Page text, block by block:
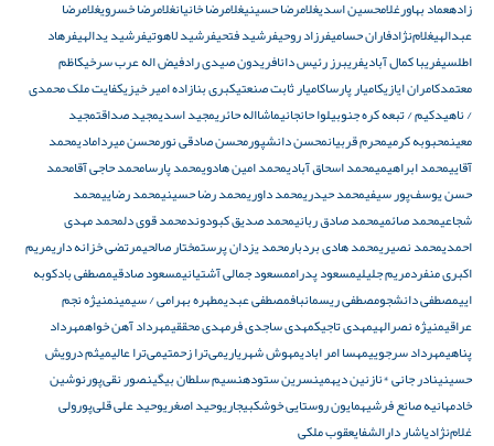
زادهعماد بهاورغلامحسین اسدیغلامرضا حسینیغلامرضا خانیانغلامرضا خسرویغلامرضا
عبدالهیغلام‌نژادفاران حسامیفرزاد روحیفرشید فتحیفرشید لاهوتیفرشید یدالهیفرهاد
اطلسیفریبا کمال آبادیفریبرز رئیس دانافریدون صیدی رادفیض اله عرب سرخیکاظم
معتمدکامران ایازیکامیار پارساکامیار ثابت صنعتیکبری بنازاده امیر خیزیکفایت ملک محمدی
/ ناهیدکیم / تبعه کره جنوبیلوا حانجانیماشااله حائریمجید اسدیمجید صداقتمجید
معینمحبوبه کرمیمحرم قربیانمحسن دانشپورمحسن صادقی نورمحسن میردامادیمحمد
آقاییمحمد ابراهیمیمحمد اسحاق آبادیمحمد امین هادویمحمد پارسامحمد حاجی آقامحمد
حسن یوسف‌پور سیفیمحمد حیدریمحمد داوریمحمد رضا حسینیمحمد رضاییمحمد
شجاعیمحمد صائمیمحمد صادق ربانیمحمد صدیق کبودوندمحمد قوی دلمحمد مهدی
احمدیمحمد نصیریمحمد هادی بردبارمحمد یزدان پرستمختار صالحیمرتضی خزانه داریمریم
اکبری منفردمریم جلیلیمسعود پدراممسعود جمالی آشتیانیمسعود صادقیمصطفی بادکوبه
اییمصطفی دانشجومصطفی ریسمانبافمصطفی عبدیمطهره بهرامی / سیمینمنیژه نجم
عراقیمنیژه نصرالهیمهدی تاجیکمهدی ساجدی فرمهدی محققیمهرداد آهن خواهمهرداد
پناهیمهرداد سرجوییمهسا امر ابادیمهوش شهریاریمی‌ترا زحمتیمی‌ترا عالیمیثم درویش
حسینینادر جانی *نازنین دیهمینسرین ستودهنسیم سلطان بیگینصور نقی‌پورنوشین
خادمهانیه صانع فرشیهمایون روستایی خوشکبیجاریوحید اصغریوحید علی قلی‌پورولی
غلام‌نژادیاشار دارالشفایعقوب ملکی